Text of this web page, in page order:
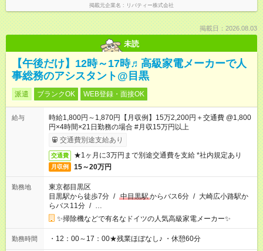
掲載元企業名 リバティー株式会社
掲載日：2026.08.03
未読
【午後だけ】12時～17時♬高級家電メーカーで人
事総務のアシスタント@目黒
派遣 ブランクOK WEB登録・面接OK
給与
時給1,800円～1,870円【月収例】15万2,200円＋交通費 @1,800
円×4時間×21日勤務の場合 #月収15万円以上
交通費別途支給あり
交通費 ★1ヶ月に3万円まで別途交通費を支給 *社内規定あり
月収例 15～20万円
勤務地
東京都目黒区
目黒駅から徒歩7分 / 中目黒駅からバス6分 / 大崎広小路駅か
らバス11分 / …
✨掃除機などで有名なドイツの人気高級家電メーカー✨
勤務時間 ・12：00～17：00★残業ほぼなし♪ ・休憩60分